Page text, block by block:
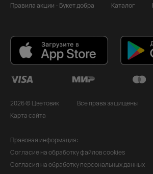
Правила акции - Букет добра
Каталог
2026 © Цветовик
Все права защищены
Карта сайта
Правовая информация:
Согласие на обработку файлов cookies
Согласия на обработку персональных данных